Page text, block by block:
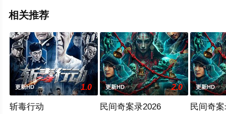
相关推荐
更新HD 1.0
斩毒行动
更新HD 2.0
民间奇案录2026
更新HD
民间奇